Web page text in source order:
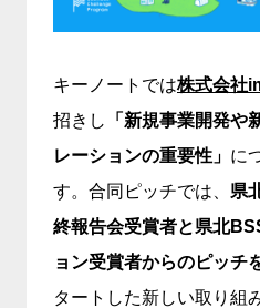
キーノートでは株式会社
招きし
「新規事業開発や
レーションの重要性」 に
す。合同ピッチでは、 県
終報告会受賞者と県北
ョン受賞者からのピッチ
タートした新しい取り組